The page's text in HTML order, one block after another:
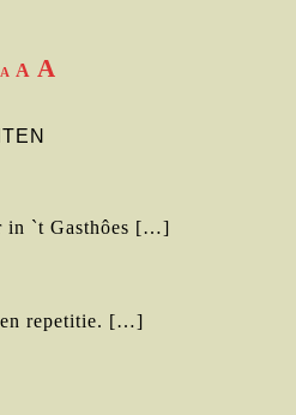
A A A
in `t Gasthôes […]
repetitie. […]